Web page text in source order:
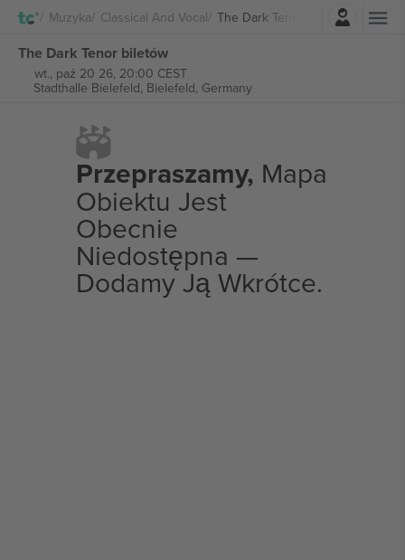
Muzyka Classical And Vocal The Dark Tenor
Zaloguj sie
The Dark Tenor biletów
wt., paź 20 26, 20:00 CEST
Stadthalle Bielefeld, Bielefeld, Germany
Przepraszamy, Mapa
Obiektu Jest
Obecnie
Niedostępna —
Dodamy Ją Wkrótce.